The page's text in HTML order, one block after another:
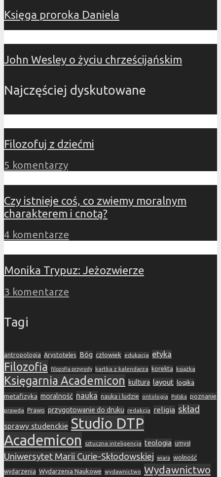
Księga proroka Daniela
John Wesley o życiu chrześcijańskim
Najczęściej dyskutowane
Filozofuj z dziećmi
5 komentarzy
Czy istnieje coś, co zwiemy moralnym
charakterem i cnotą?
4 komentarze
Monika Trypuz: Jeżozwierze
3 komentarze
Tagi
antropologia Arystoteles Bóg człowiek edukacja etyka
Filozofia filozofia przyrody kartka z kalendarza korekta książka
Księgarnia Academicon kultura layout logika
metafizyka moralność nauka nauka i ludzie ontologia Polska poznanie
prawda Prawo przygotowanie do druku redakcja religia skład
sprawy studenckie Studio DTP
Academicon
sztuczna inteligencja teologia umysł
Uniwersytet Marii Curie-Skłodowskiej wiara wolność
wydarzenia Wydarzenia Naukowe wydawnictwo Wydawnictwo